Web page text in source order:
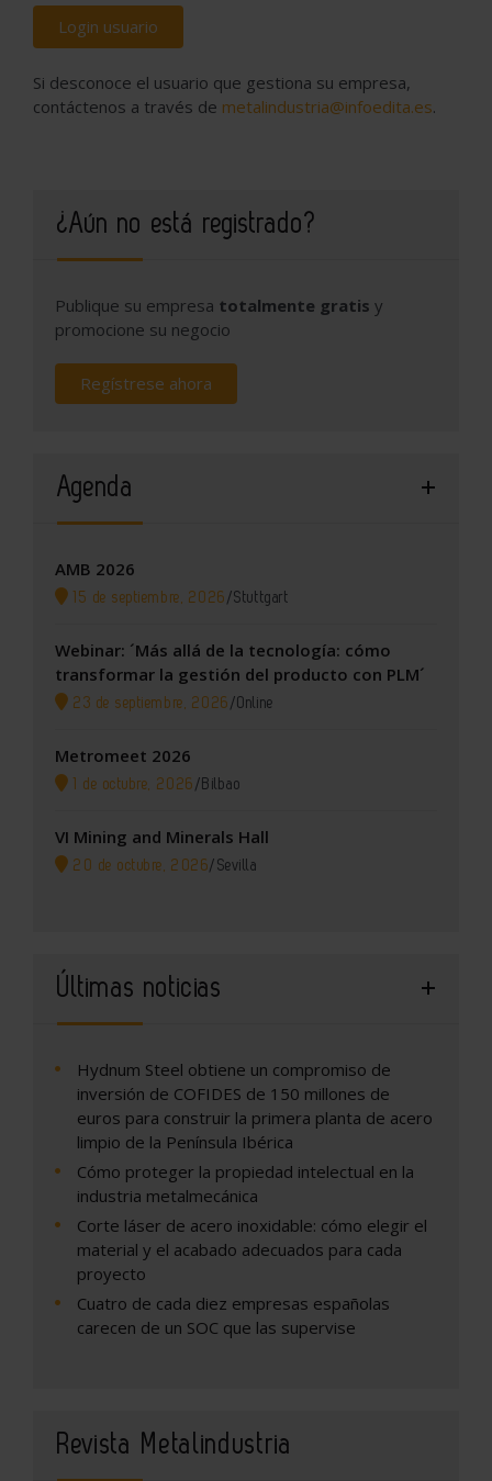
Login usuario
Si desconoce el usuario que gestiona su empresa,
contáctenos a través de metalindustria@infoedita.es.
¿Aún no está registrado?
Publique su empresa totalmente gratis y
promocione su negocio
Regístrese ahora
Agenda
AMB 2026
15 de septiembre, 2026 /Stuttgart
Webinar: ´Más allá de la tecnología: cómo
transformar la gestión del producto con PLM´
23 de septiembre, 2026 /Online
Metromeet 2026
1 de octubre, 2026 / Bilbao
VI Mining and Minerals Hall
20 de octubre, 2026/ Sevilla
Últimas noticias
Hydnum Steel obtiene un compromiso de
inversión de COFIDES de 150 millones de
euros para construir la primera planta de acero
limpio de la Península Ibérica
Cómo proteger la propiedad intelectual en la
industria metalmecánica
Corte láser de acero inoxidable: cómo elegir el
material y el acabado adecuados para cada
proyecto
Cuatro de cada diez empresas españolas
carecen de un SOC que las supervise
Revista Metalindustria